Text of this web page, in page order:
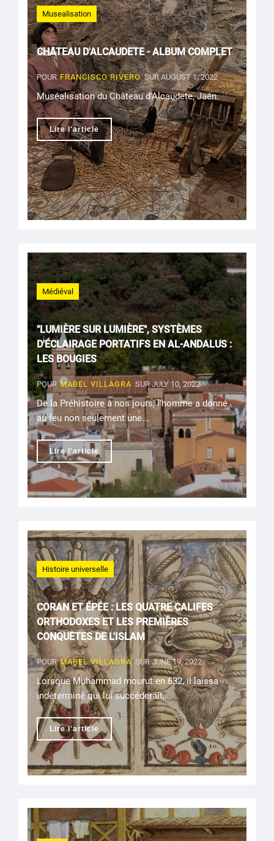
Musealisation
CHÂTEAU D'ALCAUDETE - ALBUM COMPLET
POUR FRANCISCO RIVEROSUR AUGUST 1, 2022
Muséalisation du Château d'Alcaudete, Jaén.
Lire l'article
Médiéval
"LUMIÈRE SUR LUMIÈRE", SYSTÈMES
D'ÉCLAIRAGE PORTATIFS EN AL-ANDALUS :
LES BOUGIES
POUR MABEL VILLAGRA SUR JULY 10, 2022
De la Préhistoire à nos jours, l'homme a donné
au feu non seulement une...
Lire l'article
Histoire universelle
CORAN ET ÉPÉE : LES QUATRE CALIFES
ORTHODOXES ET LES PREMIÈRES
CONQUÊTES DE L'ISLAM
POUR MABEL VILLAGRASUR JUNE 19, 2022
Lorsque Muhammad mourut en 632, il laissa
indéterminé qui lui succéderait,...
Lire l'article